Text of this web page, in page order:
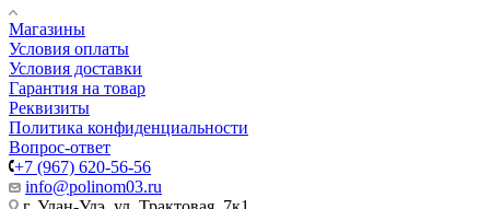
Магазины
Условия оплаты
Условия доставки
Гарантия на товар
Реквизиты
Политика конфиденциальности
Вопрос-ответ
+7 (967) 620-56-56
info@polinom03.ru